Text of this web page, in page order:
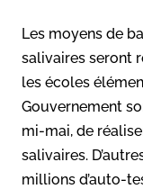
Les moyens de
salivaires seront
les écoles
Gouvernement
mi-mai, de
salivaires.
millions d’auto-